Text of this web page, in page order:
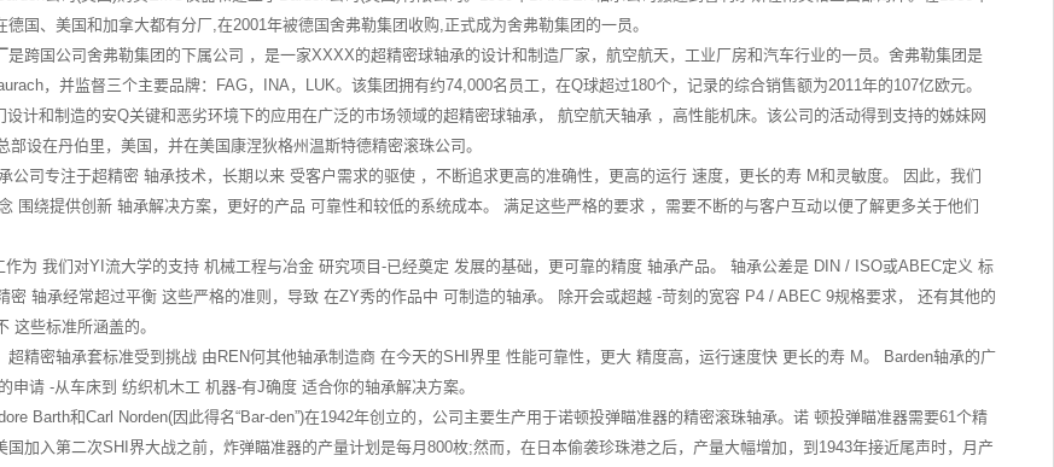
德国、美国和加拿大都有分厂,在2001年被德国舍弗勒集团收购,正式成为舍弗勒集团的一员。
是跨国公司舍弗勒集团的下属公司 ，是一家XXXX的超精密球轴承的设计和制造厂家，航空航天，工业厂房和汽车行业的一员。舍弗勒集团是
，并监督三个主要品牌：FAG，INA，LUK。该集团拥有约74,000名员工，在Q球超过180个，记录的综合销售额为2011年的107亿欧元。
设计和制造的安Q关键和恶劣环境下的应用在广泛的市场领域的超精密球轴承， 航空航天轴承 ，高性能机床。该公司的活动得到支持的姊妹网
部设在丹伯里，美国，并在美国康涅狄格州温斯特德精密滚珠公司。
司专注于超精密 轴承技术，长期以来 受客户需求的驱使 ，不断追求更高的准确性，更高的运行 速度，更长的寿 M和灵敏度。 因此，我们
围绕提供创新 轴承解决方案，更好的产品 可靠性和较低的系统成本。 满足这些严格的要求 ，需要不断的与客户互动以便了解更多关于他们
我们对YI流大学的支持 机械工程与冶金 研究项目-已经奠定 发展的基础，更可靠的精度 轴承产品。 轴承公差是 DIN / ISO或ABEC定义 标
密 轴承经常超过平衡 这些严格的准则，导致 在ZY秀的作品中 可制造的轴承。 除开会或超越 -苛刻的宽容 P4 / ABEC 9规格要求， 还有其他的
这些标准所涵盖的。
精密轴承套标准受到挑战 由REN何其他轴承制造商 在今天的SHI界里 性能可靠性，更大 精度高，运行速度快 更长的寿 M。 Barden轴承的广
申请 -从车床到 纺织机木工 机器-有J确度 适合你的轴承解决方案。
Barth和Carl Norden(因此得名“Bar-den”)在1942年创立的，公司主要生产用于诺顿投弹瞄准器的精密滚珠轴承。诺 顿投弹瞄准器需要61个精
国加入第二次SHI界大战之前，炸弹瞄准器的产量计划是每月800枚;然而，在日本偷袭珍珠港之后，产量大幅增加，到1943年接近尾声时，月产